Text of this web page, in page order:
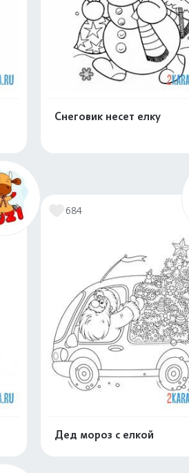
Снеговик несет елку
684
Дед мороз с елкой